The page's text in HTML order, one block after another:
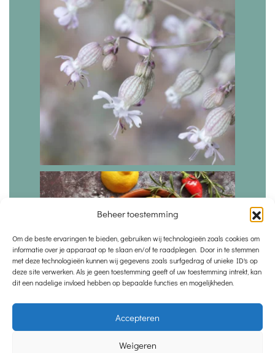
Beheer toestemming
Om de beste ervaringen te bieden, gebruiken wij technologieën zoals cookies om
informatie over je apparaat op te slaan en/of te raadplegen. Door in te stemmen
met deze technologieën kunnen wij gegevens zoals surfgedrag of unieke ID's op
deze site verwerken. Als je geen toestemming geeft of uw toestemming intrekt, kan
dit een nadelige invloed hebben op bepaalde functies en mogelijkheden.
Accepteren
Weigeren